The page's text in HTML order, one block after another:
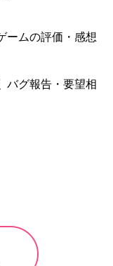
ームの評価・感想
バグ報告・要望相